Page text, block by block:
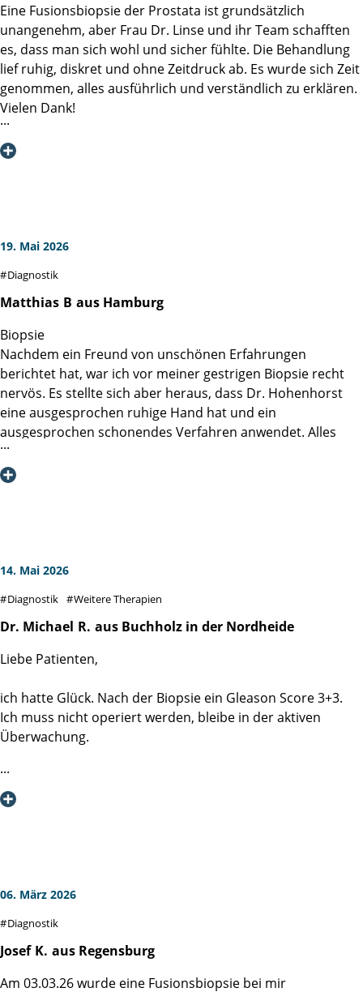
Eine Fusionsbiopsie der Prostata ist grundsätzlich
unangenehm, aber Frau Dr. Linse und ihr Team schafften
es, dass man sich wohl und sicher fühlte. Die Behandlung
lief ruhig, diskret und ohne Zeitdruck ab. Es wurde sich Zeit
genommen, alles ausführlich und verständlich zu erklären.
Vielen Dank!
19. Mai 2026
Diagnostik
Matthias B aus Hamburg
Biopsie
Nachdem ein Freund von unschönen Erfahrungen
berichtet hat, war ich vor meiner gestrigen Biopsie recht
nervös. Es stellte sich aber heraus, dass Dr. Hohenhorst
eine ausgesprochen ruhige Hand hat und ein
ausgesprochen schonendes Verfahren anwendet. Alles
halb so schlimm, nach der lokalen Betäubung ist man
schon fast fertig. Also keine Sorge vor der Biopsie.
14. Mai 2026
Diagnostik Weitere Therapien
Dr. Michael R. aus Buchholz in der Nordheide
Liebe Patienten,
ich hatte Glück. Nach der Biopsie ein Gleason Score 3+3.
Ich muss nicht operiert werden, bleibe in der aktiven
Überwachung.
Aus diesem Anlass möchte ich einmal die exzellente
Diagnostik der Martini-Klinik loben. Jeder hat vor der
Fusionsbiopsie, d.h. das Bild des MRT und das Bild des
rektalen Ultraschalls werden elektronisch
06. März 2026
Diagnostik
Josef K. aus Regensburg
Am 03.03.26 wurde eine Fusionsbiopsie bei mir